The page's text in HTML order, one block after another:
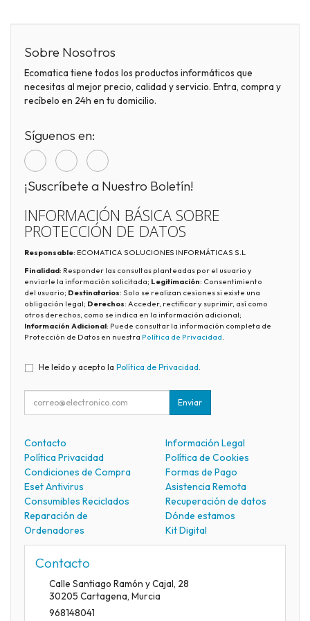
Sobre Nosotros
Ecomatica tiene todos los productos informáticos que
necesitas al mejor precio, calidad y servicio. Entra, compra y
recíbelo en 24h en tu domicilio.
Síguenos en:
¡Suscríbete a Nuestro Boletín!
INFORMACIÓN BÁSICA SOBRE
PROTECCIÓN DE DATOS
Responsable: ECOMATICA SOLUCIONES INFORMÁTICAS S.L
Finalidad: Responder las consultas planteadas por el usuario y
enviarle la información solicitada; Legitimación: Consentimiento
del usuario; Destinatarios: Solo se realizan cesiones si existe una
obligación legal; Derechos: Acceder, rectificar y suprimir, así como
otros derechos, como se indica en la información adicional;
Información Adicional: Puede consultar la información completa de
Protección de Datos en nuestra Política de Privacidad.
He leído y acepto la Política de Privacidad
Enviar
Contacto
Información Legal
Política Privacidad
Política de Cookies
Condiciones de Compra
Formas de Pago
Eset Antivirus
Asistencia Remota
Consumibles Reciclados
Recuperación de datos
Reparación de
Ordenadores
Dónde estamos
Kit Digital
Contacto
Calle Santiago Ramón y Cajal, 28
30205 Cartagena, Murcia
968148041